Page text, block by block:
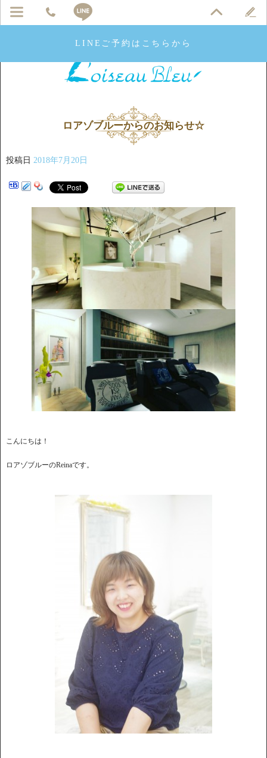
LINEご予約はこちらから
ロアゾブルーからのお知らせ☆
投稿日 2018年7月20日
こんにちは！
ロアゾブルーのReinaです。